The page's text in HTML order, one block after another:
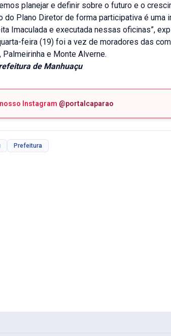
planejar e definir sobre o futuro e o
do Plano Diretor de forma participativa é uma
Imaculada e executada nessas oficinas”,
feira (19) foi a vez de moradores das
Palmeirinha e Monte Alverne.
de Manhuaçu
Instagram @portalcaparao
Prefeitura